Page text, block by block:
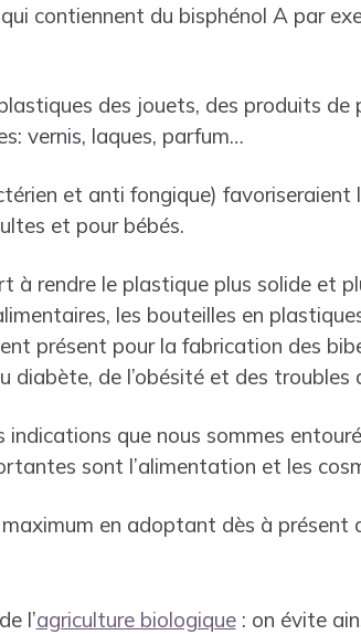
contiennent du bisphénol A par
des jouets, des produits de
vernis, laques, parfum…
et anti fongique) favoriseraient
et pour bébés.
à rendre le plastique plus solide et
les bouteilles en
présent pour la fabrication des
diabète, de l’obésité et des troubles
indications que nous sommes
sont l’alimentation et les
en adoptant dès à présent
l’agriculture biologique: on évite